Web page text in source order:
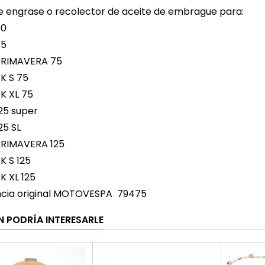
engrase o recolector de aceite de embrague para:
75
S 75
XL 75
super
SL
125
S 125
XL 125
original MOTOVESPA 79475
PODRÍA INTERESARLE